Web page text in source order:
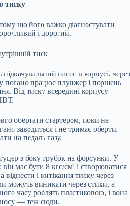
тиску
що його важко діагностувати
і дорогий.
тиск
насос в корпусі, через
погано працює плунжер і поршень
Від тиску всередині корпусу
обертати стартером, поки не
заводиться і не тримає оберти,
на педаль газу.
з боку трубок на форсунки. У
має бути 8 кгс/см² і створюватися
і витікання тиску через
можуть виникати через стики, а
часу роблять пластиковою, і вона
— теж сюди.